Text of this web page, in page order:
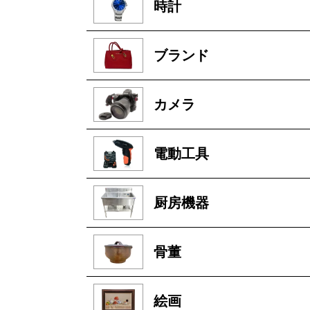
時計
ブランド
カメラ
電動工具
厨房機器
骨董
絵画